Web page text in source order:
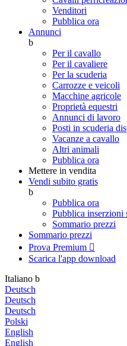
Venditori
Pubblica ora
Annunci
b
Per il cavallo
Per il cavaliere
Per la scuderia
Carrozze e veicoli
Macchine agricole
Proprietà equestri
Annunci di lavoro
Posti in scuderia
Vacanze a cavallo
Altri animali
Pubblica ora
Mettere in vendita
Vendi subito gratis
b
Pubblica ora
Pubblica inserzioni
Sommario prezzi
Sommario prezzi
Prova Premium 
Scarica l'app download
Italiano b
Deutsch
Deutsch
Deutsch
Polski
English
English